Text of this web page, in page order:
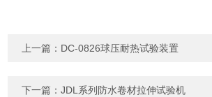
上一篇： DC-0826球压耐热试验装置
下一篇：JDL系列防水卷材拉伸试验机